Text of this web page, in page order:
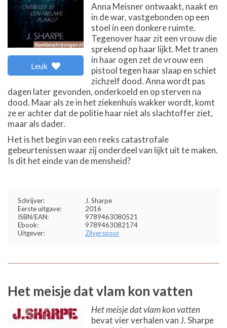
Leuk
Anna Meisner ontwaakt, naakt en
in de war, vastgebonden op een
stoel in een donkere ruimte.
Tegenover haar zit een vrouw die
sprekend op haar lijkt. Met tranen
in haar ogen zet de vrouw een
pistool tegen haar slaap en schiet
zichzelf dood. Anna wordt pas
dagen later gevonden, onderkoeld en op sterven na
dood. Maar als ze in het ziekenhuis wakker wordt, komt
ze er achter dat de politie haar niet als slachtoffer ziet,
maar als dader.
Het is het begin van een reeks catastrofale
gebeurtenissen waar zij onderdeel van lijkt uit te maken.
Is dit het einde van de mensheid?
Schrijver:
J. Sharpe
Eerste uitgave:
2016
ISBN/EAN:
9789463080521
Ebook:
9789463082174
Uitgever:
Zilverspoor
Het meisje dat vlam kon vatten
Het meisje dat vlam kon vatten
bevat vier verhalen van J. Sharpe